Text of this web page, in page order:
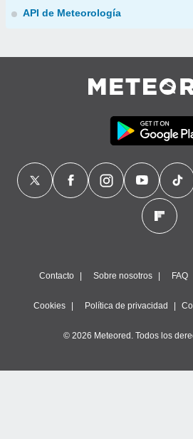
API de Meteorología
Contacto Sobre nosotros FAQ
Cookies Política de privacidad
© 2026 Meteored. Todos los